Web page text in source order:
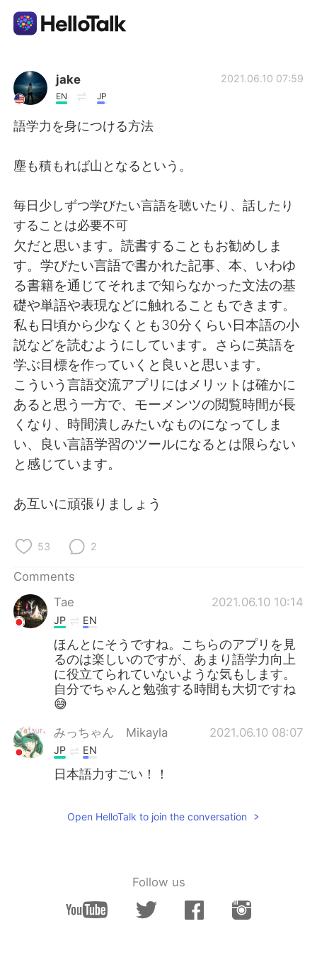
Language Exchange App
AI Grammar Checker
简体中文 繁體中文
Español العربية
Français Deutsch
日本語 한국어
Русский ไทย
Indonesia Italiano
Türkçe Tiếng Việt
Português
jake
EN JP
2021.06.10 07:59
語学力を身につける方法
塵も積もれば山となるという。
毎日少しずつ学びたい言語を聴いたり、話したり
することは必要不可
欠だと思います。読書することもお勧めしま
す。学びたい言語で書かれた記事、本、いわゆ
る書籍を通じてそれまで知らなかった文法の基
礎や単語や表現などに触れることもできます。
私も日頃から少なくとも30分くらい日本語の小
説などを読むようにしています。さらに英語を
学ぶ目標を作っていくと良いと思います。
こういう言語交流アプリにはメリットは確かに
あると思う一方で、モーメンツの閲覧時間が長
くなり、時間潰しみたいなものになってしま
い、良い言語学習のツールになるとは限らない
と感じています。
あ互いに頑張りましょう
53 2
Comments
Tae
2021.06.10 10:14
JP EN
ほんとにそうですね。こちらのアプリを見
るのは楽しいのですが、あまり語学力向上
に役立てられていないような気もします。
自分でちゃんと勉強する時間も大切ですね
😅
みっちゃん Mikayla 2021.06.10 08:07
JP EN
日本語力すごい！！
Open HelloTalk to join the conversation
Follow us